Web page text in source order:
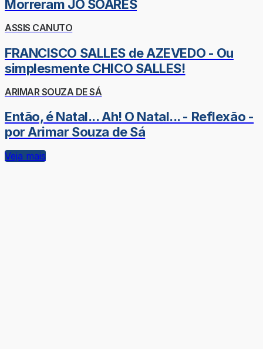
Morreram JÔ SOARES
ASSIS CANUTO
FRANCISCO SALLES de AZEVEDO - Ou
simplesmente CHICO SALLES!
ARIMAR SOUZA DE SÁ
Então, é Natal... Ah! O Natal... - Reflexão -
por Arimar Souza de Sá
Veja mais